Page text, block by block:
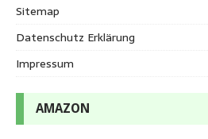
Sitemap
Datenschutz Erklärung
Impressum
AMAZON